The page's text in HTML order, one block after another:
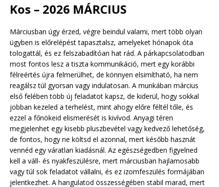
Kos – 2026 MÁRCIUS
Márciusban úgy érzed, végre beindul valami, mert több olyan
ügyben is előrelépést tapasztalsz, amelyeket hónapok óta
tologattál, és ez felszabadítóan hat rád. A párkapcsolatodban
most fontos lesz a tiszta kommunikáció, mert egy korábbi
félreértés újra felmerülhet, de könnyen elsimítható, ha nem
reagálsz túl gyorsan vagy indulatosan. A munkában március
első felében több új feladatot kapsz, de kiderül, hogy sokkal
jobban kezeled a terhelést, mint ahogy előre féltél tőle, és
ezzel a főnökeid elismerését is kivívod. Anyagi téren
megjelenhet egy kisebb pluszbevétel vagy kedvező lehetőség,
de fontos, hogy ne költsd el azonnal, mert később hasznát
vennéd egy váratlan kiadásnál. Az egészségedben figyelned
kell a váll- és nyakfeszülésre, mert márciusban hajlamosabb
vagy túl sok feladatot vállalni, és ez izomfeszülés formájában
jelentkezhet. A hangulatod összességében stabil marad, mert